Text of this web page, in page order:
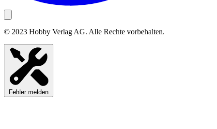
© 2023 Hobby Verlag AG. Alle Rechte vorbehalten.
Fehler melden